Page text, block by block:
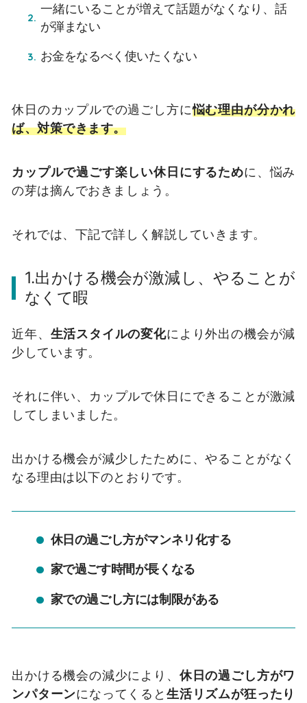
一緒にいることが増えて話題がなくなり、話
が弾まない
お金をなるべく使いたくない
休日のカップルでの過ごし方に悩む理由が分かれ
ば、対策できます。
カップルで過ごす楽しい休日にするために、悩み
の芽は摘んでおきましょう。
それでは、下記で詳しく解説していきます。
1.出かける機会が激減し、やることが
なくて暇
近年、 生活スタイルの変化により外出の機会が減
少しています。
それに伴い、カップルで休日にできることが激減
してしまいました。
出かける機会が減少したために、やることがなく
なる理由は以下のとおりです。
休日の過ごし方がマンネリ化する
家で過ごす時間が長くなる
家での過ごし方には制限がある
出かける機会の減少により、 休日の過ごし方がワ
ンパターンになってくると 生活リズムが狂ったり